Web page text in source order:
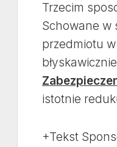
Trzecim
Schowane w
przedmiotu
istotnie
+Tekst